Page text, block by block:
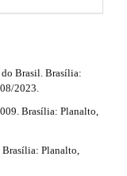
Brasil. Brasília:
2023.
Brasília: Planalto,
Planalto,